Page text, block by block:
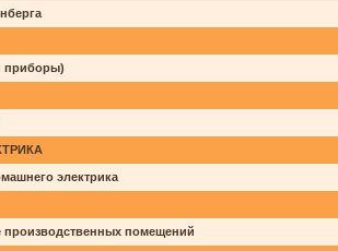
приборы)
электрика
производственных помещений